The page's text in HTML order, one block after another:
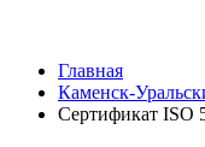
Главная
Каменск-
Сертификат ISO